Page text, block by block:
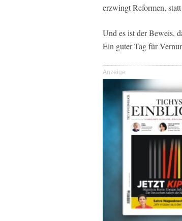
erzwingt Reformen,
Und es ist der Beweis,
Ein guter Tag für
Anzeige